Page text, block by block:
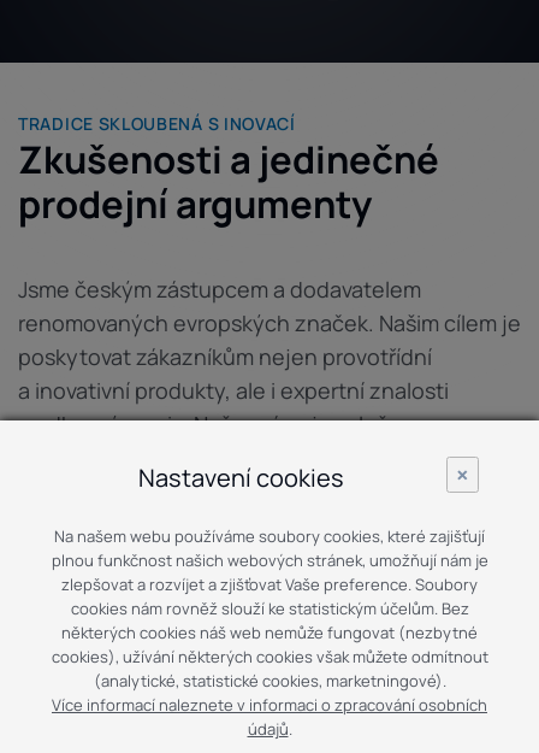
TRADICE SKLOUBENÁ S INOVACÍ
Zkušenosti a jedinečné
prodejní argumenty
Jsme českým zástupcem a dodavatelem
renomovaných evropských značek. Našim cílem je
poskytovat zákazníkům nejen provotřídní
a inovativní produkty, ale i expertní znalosti
a odborný servis. Naše práce je založena
na dlouhodobém budování důvěry a partnerství.
Více o nás Kontaktujte nás
Na trhu od roku 1990
×
Nastavení cookies
Na našem webu používáme soubory cookies, které zajišťují
plnou funkčnost našich webových stránek, umožňují nám je
zlepšovat a rozvíjet a zjišťovat Vaše preference. Soubory
cookies nám rovněž slouží ke statistickým účelům. Bez
některých cookies náš web nemůže fungovat (nezbytné
cookies), užívání některých cookies však můžete odmítnout
(analytické, statistické cookies, marketningové).
Více informací naleznete v informaci o zpracování osobních
údajů.